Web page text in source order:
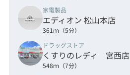
家電製品
エディオン 松山本店
361ｍ（5分）
ドラッグストア
くすりのレディ 宮西店
548ｍ（7分）